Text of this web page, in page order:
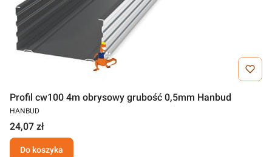
Profil cw100 4m obrysowy grubość 0,5mm Hanbud
HANBUD
24,07 zł
Do koszyka